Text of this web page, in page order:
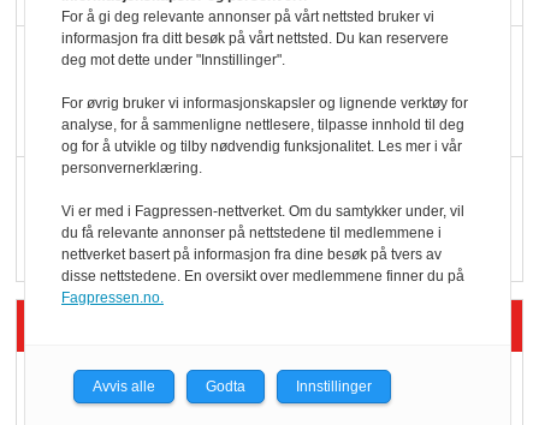
KBS-bransjen i
endring: Stadig større
serveringstilbud
i dagligvare
Rema-flaggskip
For å gi deg relevante annonser på vårt nettsted bruker vi
informasjon fra ditt besøk på vårt nettsted. Du kan reservere
deg mot dette under "Innstillinger".
For øvrig bruker vi informasjonskapsler og lignende verktøy for
analyse, for å sammenligne nettlesere, tilpasse innhold til deg
og for å utvikle og tilby nødvendig funksjonalitet. Les mer i vår
personvernerklæring.
Vi er med i Fagpressen-nettverket. Om du samtykker under, vil
du få relevante annonser på nettstedene til medlemmene i
nettverket basert på informasjon fra dine besøk på tvers av
disse nettstedene. En oversikt over medlemmene finner du på
Fagpressen.no.
Avvis alle Godta Innstillinger